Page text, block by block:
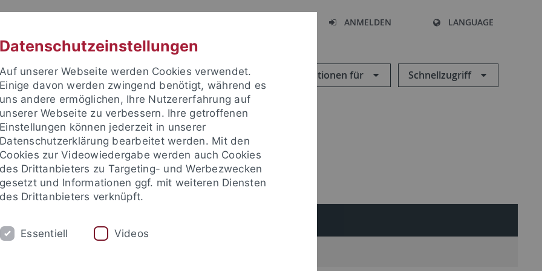
ANMELDEN LANGUAGE
Informationen für Schnellzugriff
Fakultät
Quantitative Methods
Datenschutzeinstellungen
Auf unserer Webseite werden Cookies verwendet.
Einige davon werden zwingend benötigt, während es
uns andere ermöglichen, Ihre Nutzererfahrung auf
unserer Webseite zu verbessern. Ihre getroffenen
Einstellungen können jederzeit in unserer
Datenschutzerklärung bearbeitet werden. Mit den
Cookies zur Videowiedergabe werden auch Cookies
des Drittanbieters zu Targeting- und Werbezwecken
gesetzt und Informationen ggf. mit weiteren Diensten
des Drittanbieters verknüpft.
Essentiell Videos